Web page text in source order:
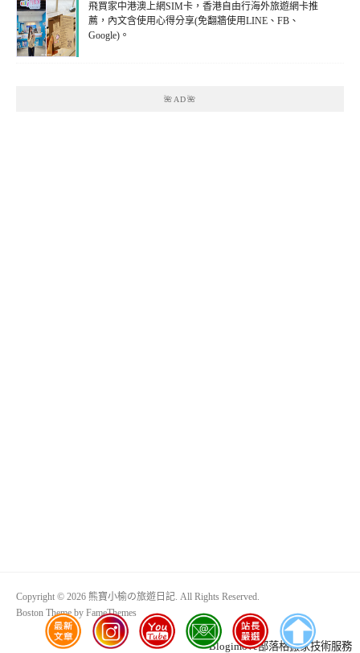
飛買家中港澳上網SIM卡，香港自由行海外旅遊網卡推
薦，內文含使用心得分享(免翻牆使用LINE、FB、
Google)。
🌺AD🌺
Copyright © 2026 熊寶小榆の旅遊日記. All Rights Reserved.
Boston Theme by FameThemes
Blogimove部落格搬家技術服務